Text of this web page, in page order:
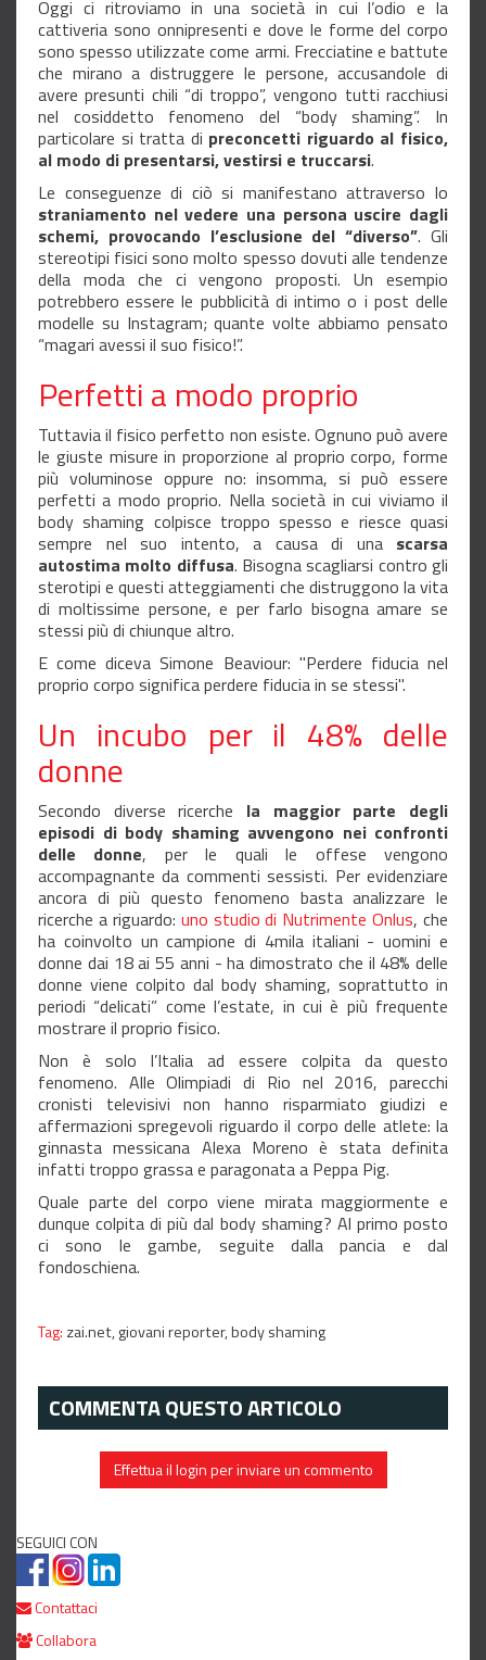
Oggi ci ritroviamo in una società in cui l’odio e la
cattiveria sono onnipresenti e dove le forme del corpo
sono spesso utilizzate come armi. Frecciatine e battute
che mirano a distruggere le persone, accusandole di
avere presunti chili “di troppo”, vengono tutti racchiusi
nel cosiddetto fenomeno del “body shaming”. In
particolare si tratta di preconcetti riguardo al fisico,
al modo di presentarsi, vestirsi e truccarsi.
Le conseguenze di ciò si manifestano attraverso lo
straniamento nel vedere una persona uscire dagli
schemi, provocando l’esclusione del “diverso”. Gli
stereotipi fisici sono molto spesso dovuti alle tendenze
della moda che ci vengono proposti. Un esempio
potrebbero essere le pubblicità di intimo o i post delle
modelle su Instagram; quante volte abbiamo pensato
“magari avessi il suo fisico!”.
Perfetti a modo proprio
Tuttavia il fisico perfetto non esiste. Ognuno può avere
le giuste misure in proporzione al proprio corpo, forme
più voluminose oppure no: insomma, si può essere
perfetti a modo proprio. Nella società in cui viviamo il
body shaming colpisce troppo spesso e riesce quasi
sempre nel suo intento, a causa di una scarsa
autostima molto diffusa. Bisogna scagliarsi contro gli
sterotipi e questi atteggiamenti che distruggono la vita
di moltissime persone, e per farlo bisogna amare se
stessi più di chiunque altro.
E come diceva Simone Beaviour: "Perdere fiducia nel
proprio corpo significa perdere fiducia in se stessi".
Un incubo per il 48% delle
donne
Secondo diverse ricerche la maggior parte degli
episodi di body shaming avvengono nei confronti
delle donne, per le quali le offese vengono
accompagnante da commenti sessisti. Per evidenziare
ancora di più questo fenomeno basta analizzare le
ricerche a riguardo: uno studio di Nutrimente Onlus, che
ha coinvolto un campione di 4mila italiani - uomini e
donne dai 18 ai 55 anni - ha dimostrato che il 48% delle
donne viene colpito dal body shaming, soprattutto in
periodi “delicati” come l’estate, in cui è più frequente
mostrare il proprio fisico.
Non è solo l’Italia ad essere colpita da questo
fenomeno. Alle Olimpiadi di Rio nel 2016, parecchi
cronisti televisivi non hanno risparmiato giudizi e
affermazioni spregevoli riguardo il corpo delle atlete: la
ginnasta messicana Alexa Moreno è stata definita
infatti troppo grassa e paragonata a Peppa Pig.
Quale parte del corpo viene mirata maggiormente e
dunque colpita di più dal body shaming? Al primo posto
ci sono le gambe, seguite dalla pancia e dal
fondoschiena.
Tag: zai.net,giovani reporter,body shaming
COMMENTA QUESTO ARTICOLO
Effettua il login per inviare un commento
SEGUICI CON
Contattaci
Collabora